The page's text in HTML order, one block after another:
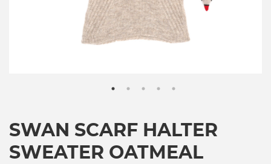
SWAN SCARF HALTER
SWEATER OATMEAL